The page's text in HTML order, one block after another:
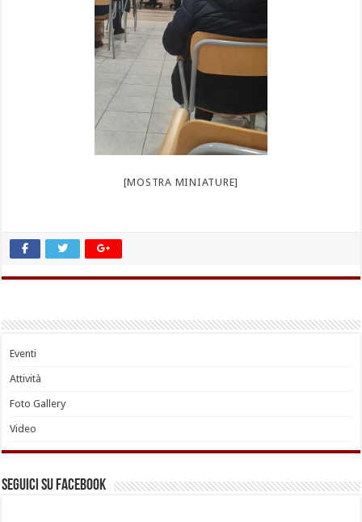
[MOSTRA MINIATURE]
Eventi
Attività
Foto Gallery
Video
Seguici su Facebook